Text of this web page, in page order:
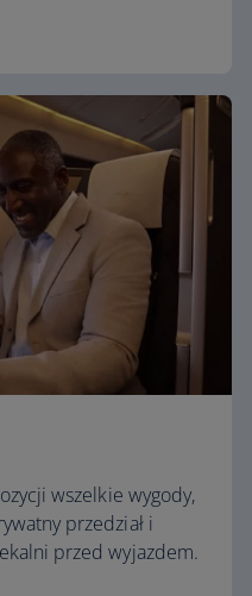
wszelkie wygody,
przedział i
przed wyjazdem.